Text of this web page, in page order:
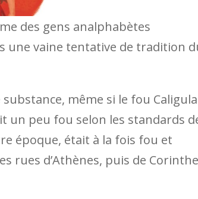
des gens analphabètes
une vaine tentative de tradition
même si le fou Caligula
un peu fou selon les standards
époque, était à la fois fou et
rues d’Athènes, puis de